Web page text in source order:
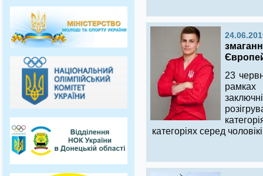
23
рамках
категоріях серед